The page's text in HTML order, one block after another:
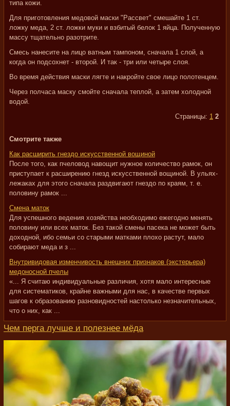
типа кожи.
Для приготовления медовой маски "Рассвет" смешайте 1 ст.
ложку меда, 2 ст. ложки муки и взбитый белок 1 яйца. Полученную
массу тщательно разотрите.
Смесь нанесите на лицо ватным тампоном, сначала 1 слой, а
когда он подсохнет - второй. И так - три или четыре слоя.
Во время действия маски лягте и накройте свое лицо полотенцем.
Через полчаса маску смойте сначала теплой, а затем холодной
водой.
Страницы: 1 2
Смотрите также
Как расширить гнездо искусственной вощиной
После того, как пчеловод навощит нужное количество рамок, он
приступает к расширению гнезд искусственной вощиной. В ульях-
лежаках для этого сначала раздвигают гнездо по краям, т. е.
половину рамок ...
Смена маток
Для успешного ведения хозяйства необходимо ежегодно менять
половину или всех маток. Без такой смены пасека не может быть
доходной, ибо семьи со старыми матками плохо растут, мало
собирают меда и з ...
Внутривидовая изменчивость внешних признаков (экстерьера)
медоносной пчелы
«... Я считаю индивидуальные различия, хотя мало интересные
для систематиков, крайне важными для нас, в качестве первых
шагов к образованию разновидностей настолько незначительных,
что о них, как ...
Чем перга лучше и полезнее мёда